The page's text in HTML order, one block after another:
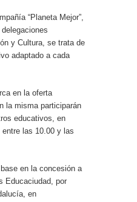
“Planeta Mejor”,
y Cultura, se trata de
adaptado a cada
en la oferta
la misma participarán
educativos, en
las 10.00 y las
en la concesión a
Educaciudad, por
en